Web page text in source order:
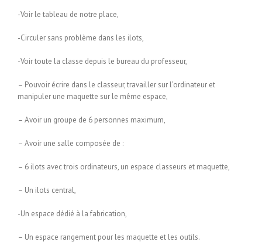
-Voir le tableau de notre place,
-Circuler sans problème dans les ilots,
-Voir toute la classe depuis le bureau du professeur,
– Pouvoir écrire dans le classeur, travailler sur l’ordinateur et
manipuler une maquette sur le même espace,
– Avoir un groupe de 6 personnes maximum,
– Avoir une salle composée de :
– 6 ilots avec trois ordinateurs, un espace classeurs et maquette,
– Un ilots central,
-Un espace dédié à la fabrication,
– Un espace rangement pour les maquette et les outils.